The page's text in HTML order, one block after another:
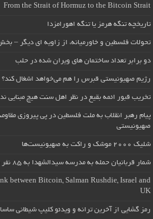
From the Strait of Hormuz to the Bitcoin Strait
تاریخچه تنگه هرمز یا تنگه اهورامزدا
تحولات فلسطین و خاورمیانه، از زاویه ای دیگر
دو برابر تعداد ساختمان های ویران شده در حلب
رژیم صهیونیستی قبرس را هم می‌خواهد اشغال کند؟
تخریب قبور ائمه بقیع در نظر اهل سنت هیچ مبنایی
پیام رهبر انقلاب به ملت فلسطین در پی پیروزی
صهیونیستی
شلیک ۲۰۰۰ موشک و راکت به صهیونیست‌ها
شمار قربانیان حمله به مدرسه سیدالشهدا به ۸۵ نفر رسید
between Bitcoin, Salman Rushdie, Israel and
UK
رمز گشایی از آخرین ترانه و ویدئو کلیپ شیطانی